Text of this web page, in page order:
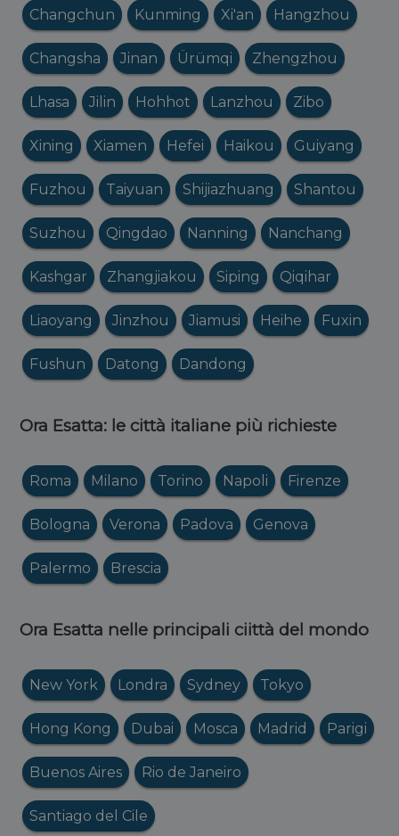
Changchun Kunming Xi'an Hangzhou
Changsha Jinan Ürümqi Zhengzhou
Lhasa Jilin Hohhot Lanzhou Zibo
Xining Xiamen Hefei Haikou Guiyang
Fuzhou Taiyuan Shijiazhuang Shantou
Suzhou Qingdao Nanning Nanchang
Kashgar Zhangjiakou Siping Qiqihar
Liaoyang Jinzhou Jiamusi Heihe Fuxin
Fushun Datong Dandong
Ora Esatta: le città italiane più richieste
Roma Milano Torino Napoli Firenze
Bologna Verona Padova Genova
Palermo Brescia
Ora Esatta nelle principali ciittà del mondo
New York Londra Sydney Tokyo
Hong Kong Dubai Mosca Madrid Parigi
Buenos Aires Rio de Janeiro
Santiago del Cile